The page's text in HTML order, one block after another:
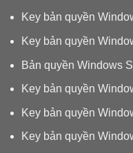
Key bản quyền
Key bản quyền
Bản quyền Windows
Key bản quyền
Key bản quyền
Key bản quyền